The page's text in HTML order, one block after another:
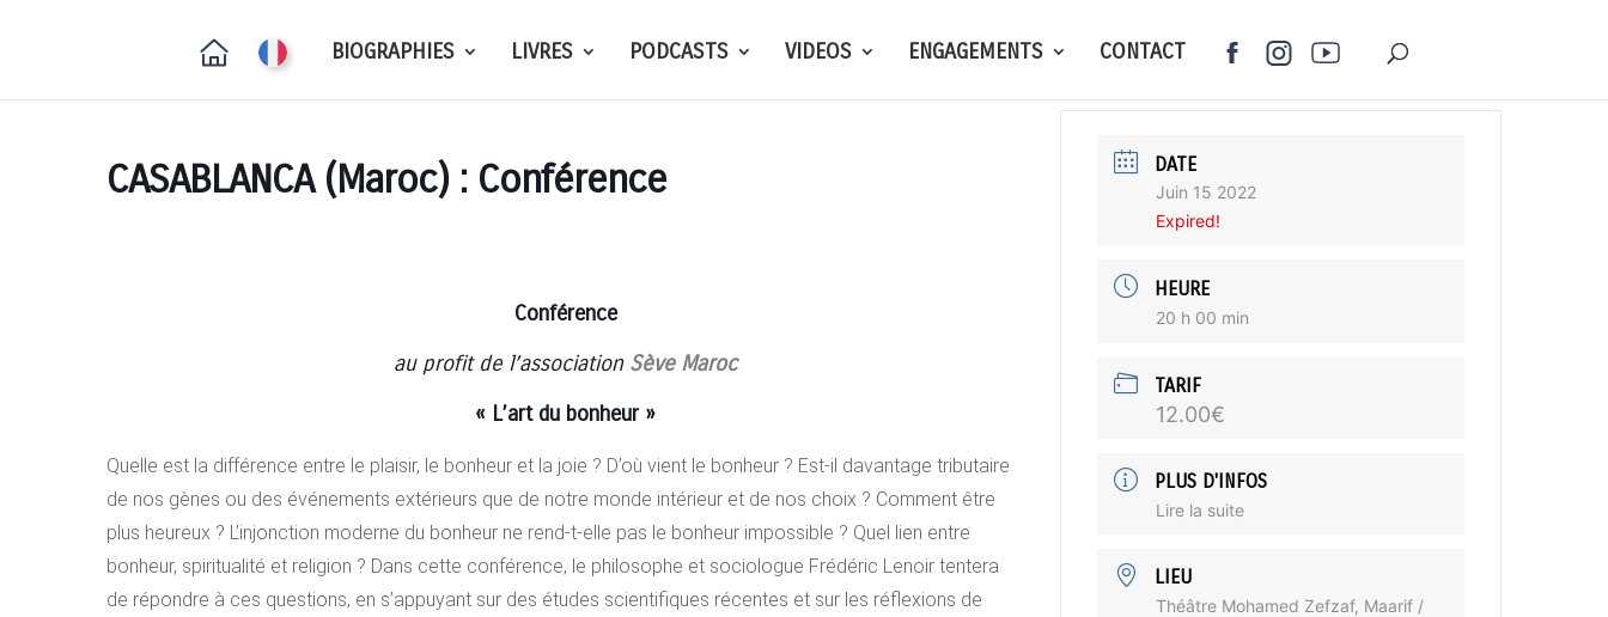
BIOGRAPHIES LIVRES PODCASTS VIDEOS ENGAGEMENTS CONTACT
CASABLANCA (Maroc) : Conférence
Conférence
au profit de l’association Sève Maroc
« L’art du bonheur »
Quelle est la différence entre le plaisir, le bonheur et la joie ? D’où vient le bonheur ? Est-il davantage tributaire
de nos gènes ou des événements extérieurs que de notre monde intérieur et de nos choix ? Comment être
plus heureux ? L’injonction moderne du bonheur ne rend-t-elle pas le bonheur impossible ? Quel lien entre
bonheur, spiritualité et religion ? Dans cette conférence, le philosophe et sociologue Frédéric Lenoir tentera
de répondre à ces questions, en s’appuyant sur des études scientifiques récentes et sur les réflexions de
DATE
Juin 15 2022
Expired!
HEURE
20 h 00 min
TARIF
12.00€
PLUS D'INFOS
Lire la suite
LIEU
Théâtre Mohamed Zefzaf, Maarif /